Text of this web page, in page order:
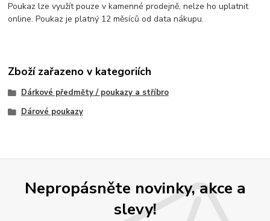
Poukaz lze využít pouze v kamenné prodejně, nelze ho uplatnit
online. Poukaz je platný 12 měsíců od data nákupu.
Zboží zařazeno v kategoriích
Dárkové předměty / poukazy a stříbro
Dárové poukazy
Nepropásněte novinky, akce a
slevy!